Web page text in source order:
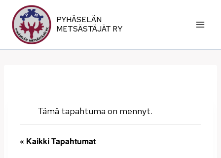
sisältöön
PYHÄSELÄN
METSÄSTÄJÄT RY
Tämä tapahtuma on mennyt.
« Kaikki Tapahtumat